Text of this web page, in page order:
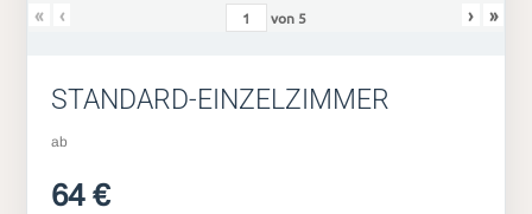
« ‹ von 5 › »
STANDARD-EINZELZIMMER
ab
64 €